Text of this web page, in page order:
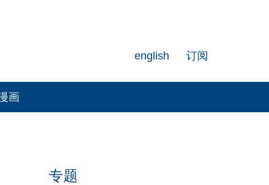
订阅
english
画
专题